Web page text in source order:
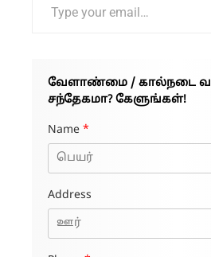
வேளாண்மை / கால்நடை
சந்தேகமா? கேளுங்கள்!
Name *
Address